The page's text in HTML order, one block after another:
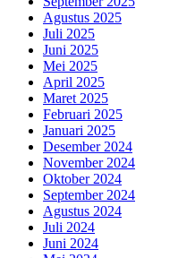
Agustus 2025
Juli 2025
Juni 2025
Mei 2025
April 2025
Maret 2025
Februari 2025
Januari 2025
Desember 2024
November 2024
Oktober 2024
September 2024
Agustus 2024
Juli 2024
Juni 2024